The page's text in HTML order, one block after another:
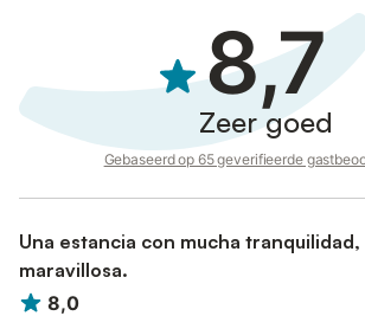
8,7
Zeer goed
Gebaseerd op 65 geverifieerde
Una estancia con mucha tranquilidad,
maravillosa.
8,0